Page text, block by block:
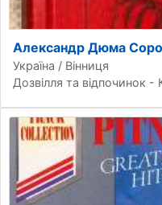
Александр Дюма
Україна / Вінниця
Дозвілля та відпочинок -